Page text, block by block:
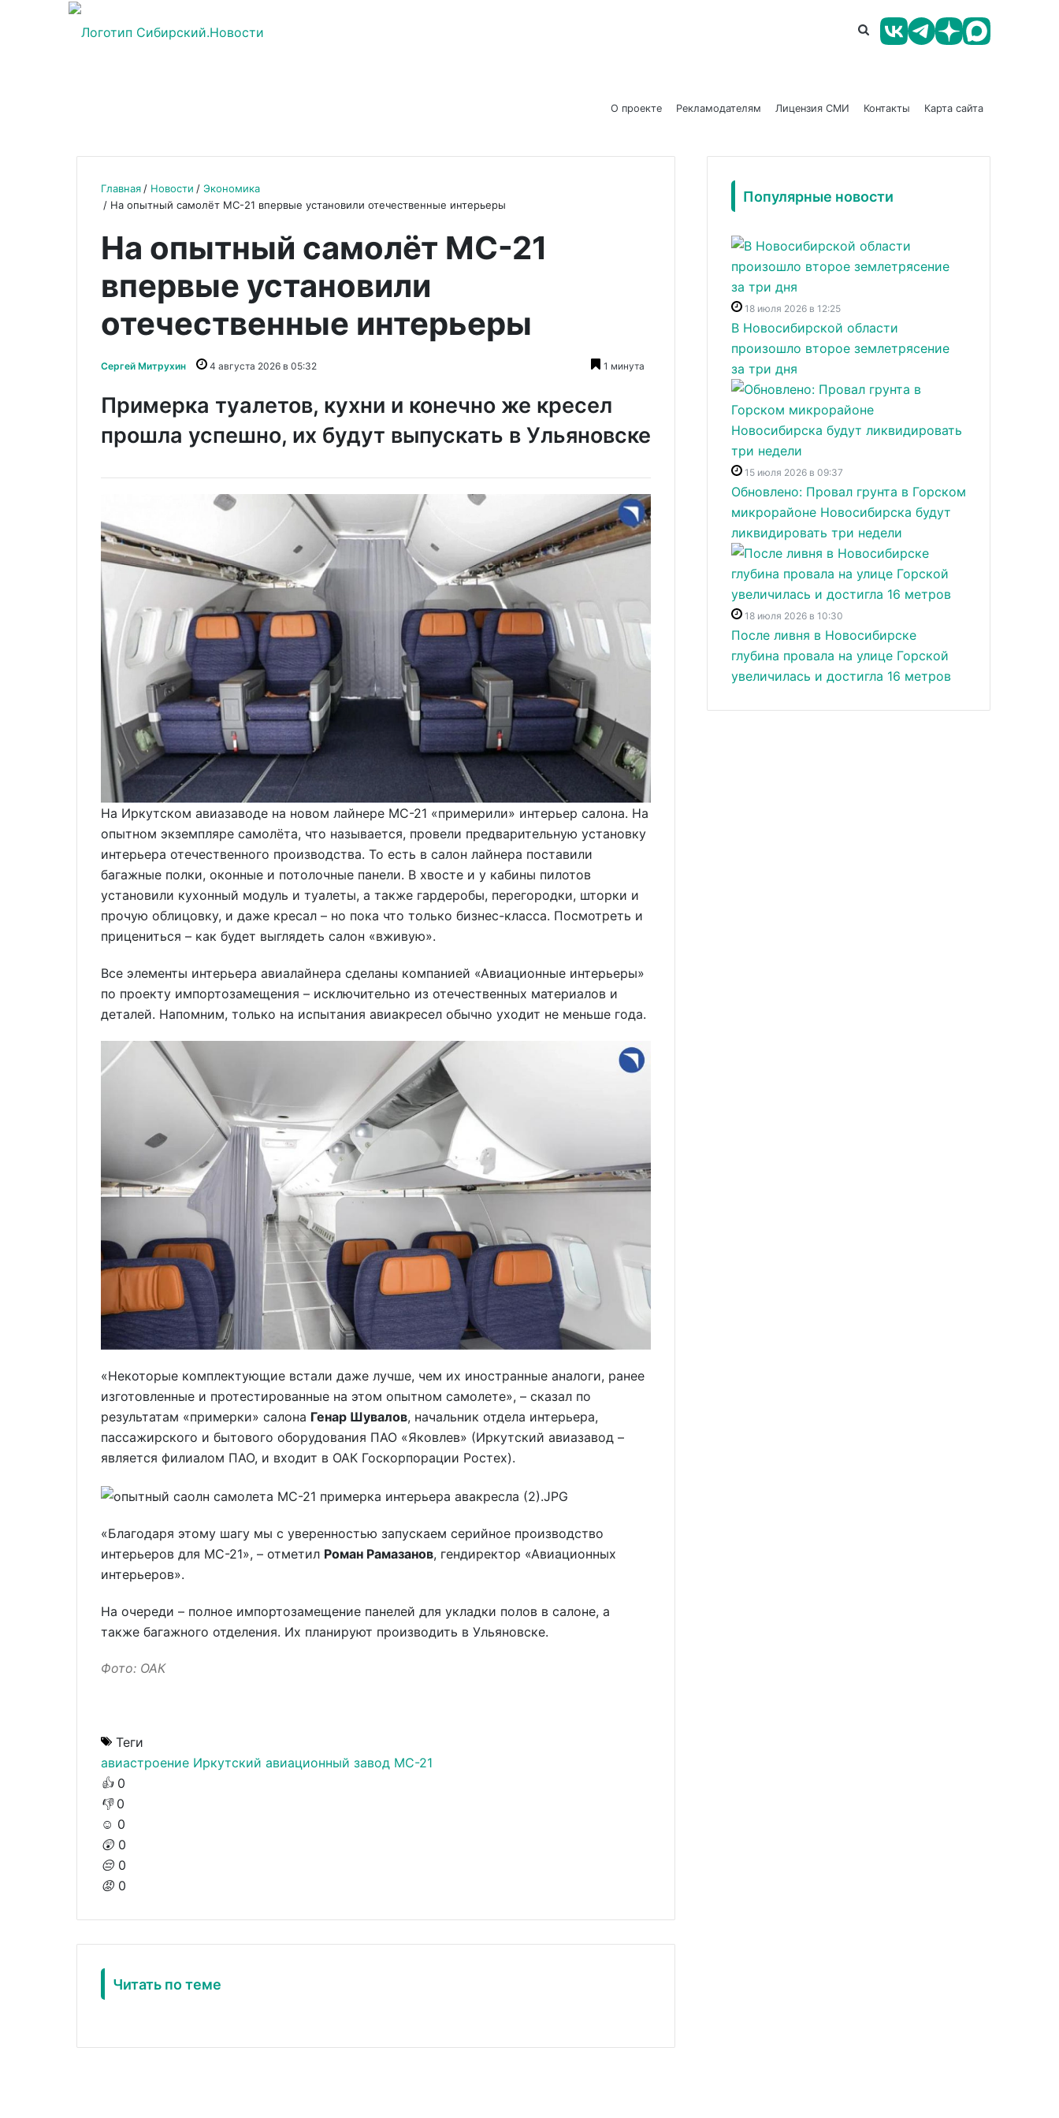
О проекте Рекламодателям Лицензия СМИ Контакты Карта сайта
Главная Новости
Экономика
На опытный самолёт МС-21 впервые установили отечественные интерьеры
На опытный самолёт МС-21
впервые установили
отечественные интерьеры
Сергей Митрухин 4 августа 2026 в 05:32 1 минута
Примерка туалетов, кухни и конечно же кресел
прошла успешно, их будут выпускать в Ульяновске
На Иркутском авиазаводе на новом лайнере МС-21 «примерили» интерьер салона. На
опытном экземпляре самолёта, что называется, провели предварительную установку
интерьера отечественного производства. То есть в салон лайнера поставили
багажные полки, оконные и потолочные панели. В хвосте и у кабины пилотов
установили кухонный модуль и туалеты, а также гардеробы, перегородки, шторки и
прочую облицовку, и даже кресал – но пока что только бизнес-класса. Посмотреть и
прицениться – как будет выглядеть салон «вживую».
Все элементы интерьера авиалайнера сделаны компанией «Авиационные интерьеры»
по проекту импортозамещения – исключительно из отечественных материалов и
деталей. Напомним, только на испытания авиакресел обычно уходит не меньше года.
«Некоторые комплектующие встали даже лучше, чем их иностранные аналоги, ранее
изготовленные и протестированные на этом опытном самолете», – сказал по
результатам «примерки» салона Генар Шувалов, начальник отдела интерьера,
пассажирского и бытового оборудования ПАО «Яковлев» (Иркутский авиазавод –
является филиалом ПАО, и входит в ОАК Госкорпорации Ростех).
«Благодаря этому шагу мы с уверенностью запускаем серийное производство
интерьеров для МС-21», – отметил Роман Рамазанов, гендиректор «Авиационных
интерьеров».
На очереди – полное импортозамещение панелей для укладки полов в салоне, а
также багажного отделения. Их планируют производить в Ульяновске.
Фото: ОАК
Теги
авиастроение Иркутский авиационный завод МС-21
👍 0
👎 0
☺️ 0
😲 0
😔 0
😡 0
Читать по теме
Популярные новости
18 июля 2026 в 12:25
В Новосибирской области
произошло второе землетрясение
за три дня
15 июля 2026 в 09:37
Обновлено: Провал грунта в Горском
микрорайоне Новосибирска будут
ликвидировать три недели
18 июля 2026 в 10:30
После ливня в Новосибирске
глубина провала на улице Горской
увеличилась и достигла 16 метров